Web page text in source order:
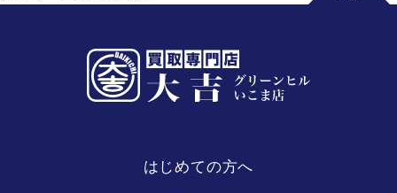
はじめての方へ